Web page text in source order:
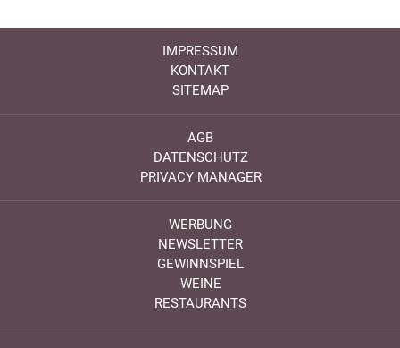
IMPRESSUM
KONTAKT
SITEMAP
AGB
DATENSCHUTZ
PRIVACY MANAGER
WERBUNG
NEWSLETTER
GEWINNSPIEL
WEINE
RESTAURANTS